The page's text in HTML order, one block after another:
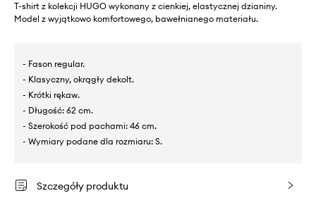
T-shirt z kolekcji HUGO wykonany z cienkiej, elastycznej dzianiny.
Model z wyjątkowo komfortowego, bawełnianego materiału.
- Fason regular.
- Klasyczny, okrągły dekolt.
- Krótki rękaw.
- Długość: 62 cm.
- Szerokość pod pachami: 46 cm.
- Wymiary podane dla rozmiaru: S.
Szczegóły produktu